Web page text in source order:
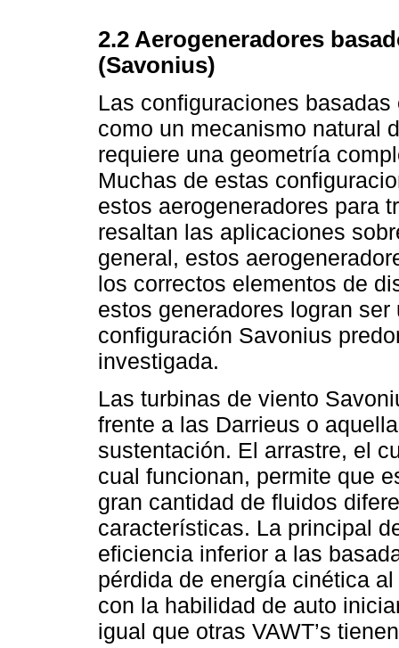
2.2 Aerogeneradores
(Savonius)
Las configuraciones
como un mecanismo natural
requiere una geometría
Muchas de estas
estos aerogeneradores para
resaltan las aplicaciones
general, estos
los correctos elementos de
estos generadores logran
configuración Savonius
investigada.
Las turbinas de viento
frente a las Darrieus o
sustentación. El arrastre, el
cual funcionan, permite que
gran cantidad de fluidos
características. La principal
eficiencia inferior a las
pérdida de energía cinética
con la habilidad de auto
igual que otras VAWT’s